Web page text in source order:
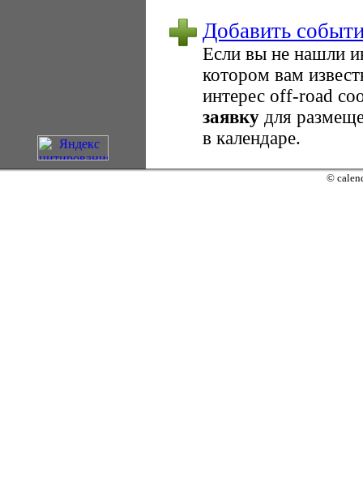
Добавить
Если вы не нашли
котором вам
интерес оff-road
заявку для
в календаре.
©